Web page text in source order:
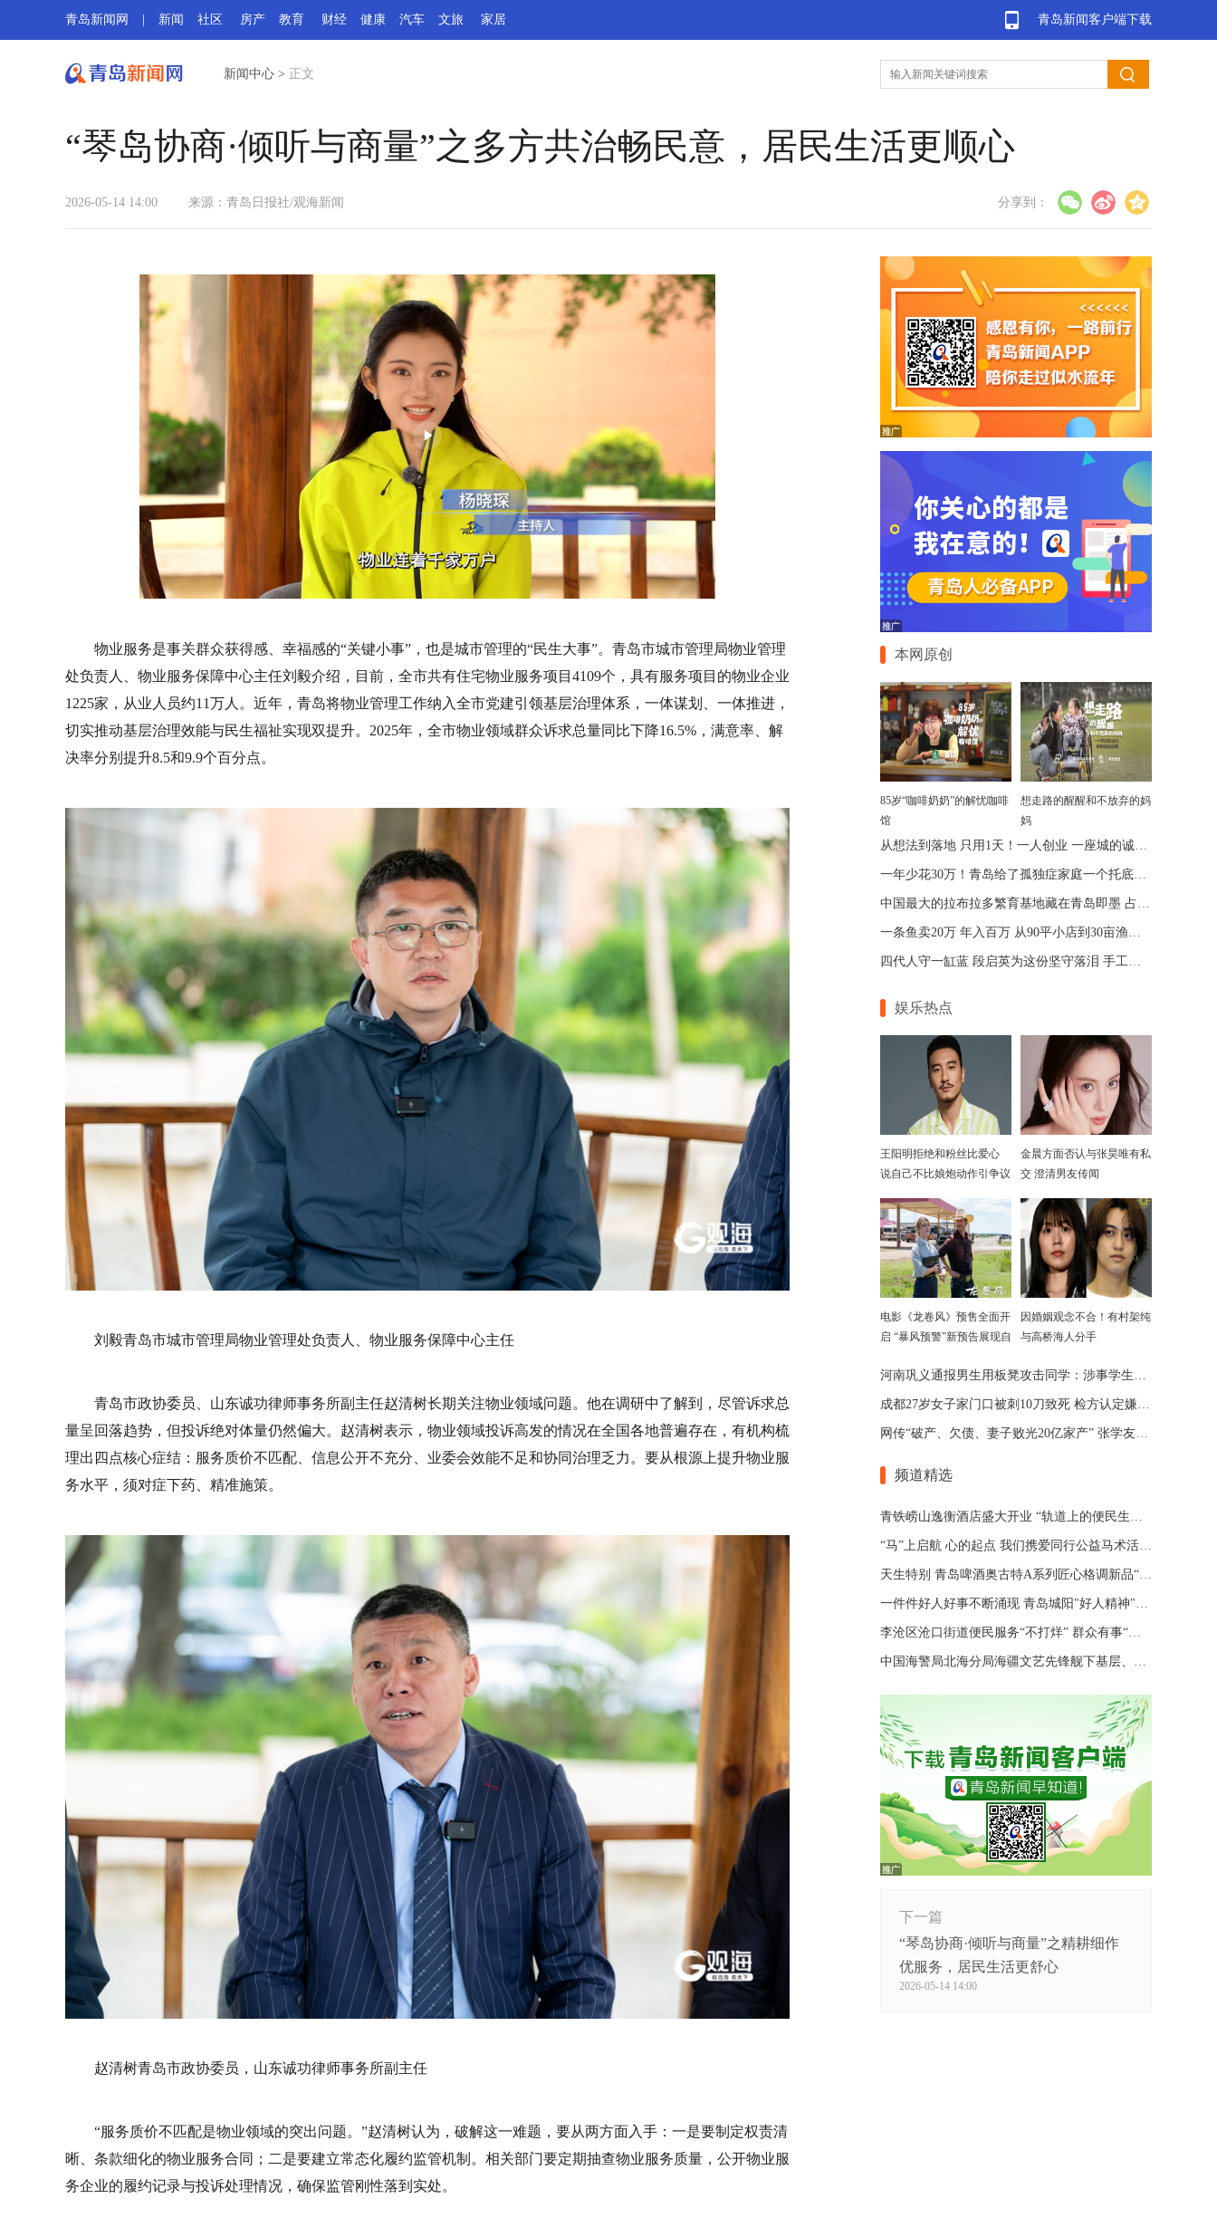
青岛新闻客户端下载
青岛新闻网 新闻 社区 房产 教育 财经 健康 汽车 文旅 家居
新闻中心 > 正文
“琴岛协商·倾听与商量”之多方共治畅民意，居民生活更顺心
2026-05-14 14:00 来源：青岛日报社/观海新闻 分享到：
物业服务是事关群众获得感、幸福感的“关键小事”，也是城市管理的“民生大事”。青岛市城市管理局物业管理
处负责人、物业服务保障中心主任刘毅介绍，目前，全市共有住宅物业服务项目4109个，具有服务项目的物业企业
1225家，从业人员约11万人。近年，青岛将物业管理工作纳入全市党建引领基层治理体系，一体谋划、一体推进，
切实推动基层治理效能与民生福祉实现双提升。2025年，全市物业领域群众诉求总量同比下降16.5%，满意率、解
决率分别提升8.5和9.9个百分点。
刘毅青岛市城市管理局物业管理处负责人、物业服务保障中心主任
青岛市政协委员、山东诚功律师事务所副主任赵清树长期关注物业领域问题。他在调研中了解到，尽管诉求总
量呈回落趋势，但投诉绝对体量仍然偏大。赵清树表示，物业领域投诉高发的情况在全国各地普遍存在，有机构梳
理出四点核心症结：服务质价不匹配、信息公开不充分、业委会效能不足和协同治理乏力。要从根源上提升物业服
务水平，须对症下药、精准施策。
赵清树青岛市政协委员，山东诚功律师事务所副主任
“服务质价不匹配是物业领域的突出问题。”赵清树认为，破解这一难题，要从两方面入手：一是要制定权责清
晰、条款细化的物业服务合同；二是要建立常态化履约监管机制。相关部门要定期抽查物业服务质量，公开物业服
务企业的履约记录与投诉处理情况，确保监管刚性落到实处。
本网原创
85岁“咖啡奶奶”的解忧咖啡
馆
想走路的醒醒和不放弃的妈
妈
从想法到落地 只用1天！一人创业 一座城的诚意 青岛让“一人公司”跑出加速度
一年少花30万！青岛给了孤独症家庭一个托底的答案
中国最大的拉布拉多繁育基地藏在青岛即墨 占地75亩年入七位数
一条鱼卖20万 年入百万 从90平小店到30亩渔场 青岛“锦鲤大王”带动乡邻增收
四代人守一缸蓝 段启英为这份坚守落泪 手工的温度机器给不了
娱乐热点
王阳明拒绝和粉丝比爱心
说自己不比娘炮动作引争议
金晨方面否认与张昊唯有私
交 澄清男友传闻
电影《龙卷风》预售全面开
启 “暴风预警”新预告展现自
因婚姻观念不合！有村架纯
与高桥海人分手
河南巩义通报男生用板凳攻击同学：涉事学生已被劝退
成都27岁女子家门口被刺10刀致死 检方认定嫌犯患精神分裂
网传“破产、欠债、妻子败光20亿家产” 张学友回应了
频道精选
青铁崂山逸衡酒店盛大开业 “轨道上的便民生活圈”渐行渐近
“马”上启航 心的起点 我们携爱同行公益马术活动 在青岛博洋马术俱乐部举办
天生特别 青岛啤酒奥古特A系列匠心格调新品“特别”登场
一件件好人好事不断涌现 青岛城阳"好人精神"擦亮城市文明底色
李沧区沧口街道便民服务“不打烊” 群众有事“随时办”
中国海警局北海分局海疆文艺先锋舰下基层、进码头、上海岛巡演
下一篇
“琴岛协商·倾听与商量”之精耕细作
优服务，居民生活更舒心
2026-05-14 14:00